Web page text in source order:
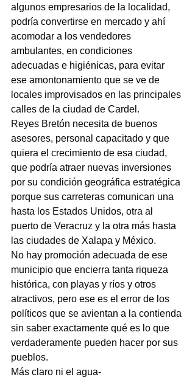
algunos empresarios de la localidad,
podría convertirse en mercado y ahí
acomodar a los vendedores
ambulantes, en condiciones
adecuadas e higiénicas, para evitar
ese amontonamiento que se ve de
locales improvisados en las principales
calles de la ciudad de Cardel.
Reyes Bretón necesita de buenos
asesores, personal capacitado y que
quiera el crecimiento de esa ciudad,
que podría atraer nuevas inversiones
por su condición geográfica estratégica
porque sus carreteras comunican una
hasta los Estados Unidos, otra al
puerto de Veracruz y la otra más hasta
las ciudades de Xalapa y México.
No hay promoción adecuada de ese
municipio que encierra tanta riqueza
histórica, con playas y ríos y otros
atractivos, pero ese es el error de los
políticos que se avientan a la contienda
sin saber exactamente qué es lo que
verdaderamente pueden hacer por sus
pueblos.
Más claro ni el agua-